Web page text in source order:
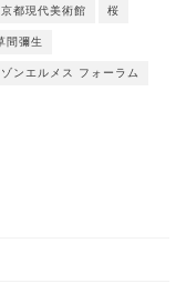
都現代美術館 桜
間彌生
ンエルメス フォーラム